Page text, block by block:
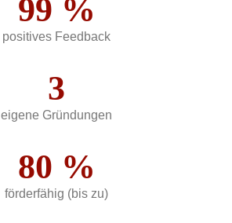
99 %
positives Feedback
3
eigene Gründungen
80 %
förderfähig (bis zu)